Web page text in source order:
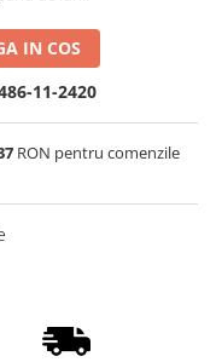
IN COS
11-2420
RON pentru comenzile